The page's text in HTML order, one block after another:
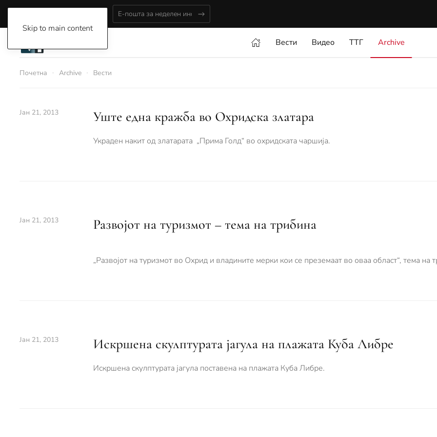
Skip to main content
Вести Видео ТТГ Archive
Почетна Archive Вести
Јан 21, 2013 Уште една кражба во Охридска златара
Украден накит од златарата „Прима Голд“ во охридската чаршија.
Јан 21, 2013 Развојот на туризмот – тема на трибина
„Развојот на туризмот во Охрид и владините мерки кои се преземаат во оваа област“, тема на
Јан 21, 2013 Искршена скулптурата јагула на плажата Куба Либре
Искршена скулптурата јагула поставена на плажата Куба Либре.